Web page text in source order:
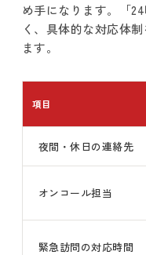
め手になります。「
く、具体的な対応体
ます。
項目
夜間・休日の連絡先
オンコール担当
緊急訪問の対応時間